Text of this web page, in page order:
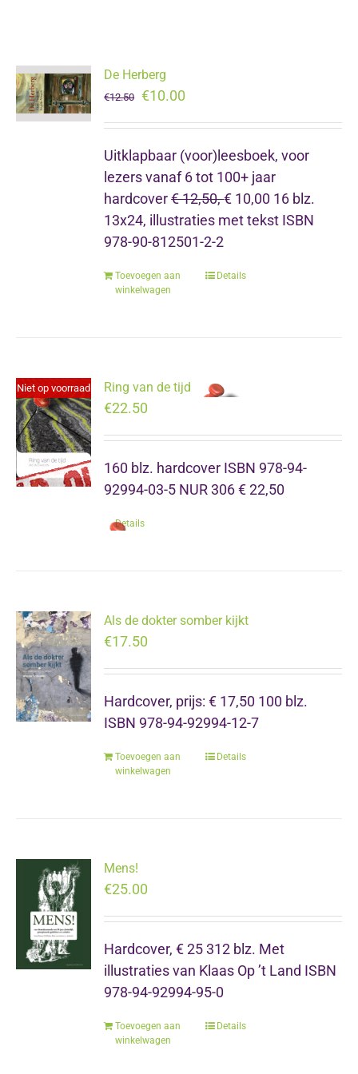
De Herberg
€12.50 Oorspronkelijke
€12.50.
€10.00
€10.00.
Uitklapbaar (voor)leesboek,voor
lezers vanaf 6 tot 100+ jaar
hardcover€ 12,50,€ 10,00 16 blz.
13x24, illustraties met tekst ISBN
978-90-812501-2-2
Toevoegen aan
winkelwagen
Details
Niet op voorraad Ring van de tijd
€22.50
160 blz. hardcover ISBN 978-94-
92994-03-5 NUR 306 € 22,50
Details
Als de dokter somber kijkt
€17.50
Hardcover, prijs: € 17,50 100 blz.
ISBN 978-94-92994-12-7
Toevoegen aan
winkelwagen
Details
Mens!
€25.00
Hardcover, € 25 312 blz. Met
illustraties van Klaas Op ’t Land ISBN
978-94-92994-95-0
Toevoegen aan
winkelwagen
Details